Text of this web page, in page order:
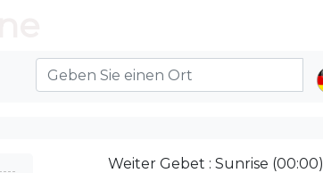
Weiter Gebet : Sunrise (00:00)